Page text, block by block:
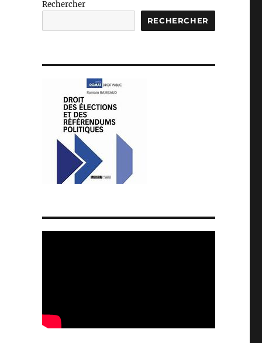
Rechercher
RECHERCHER